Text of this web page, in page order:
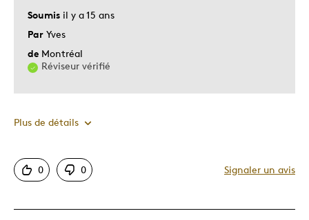
Soumis il y a 15 ans
Par Yves
de Montréal
Réviseur vérifié
Plus de détails
Le pour
0 0 Signaler un avis